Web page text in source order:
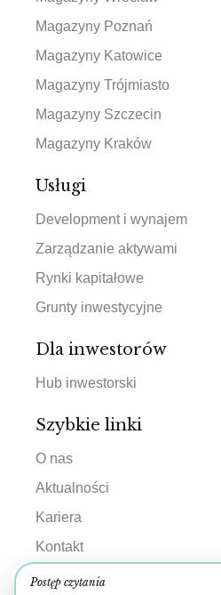
Postęp czytania
Magazyny Poznań
Magazyny Katowice
Magazyny Trójmiasto
Magazyny Szczecin
Magazyny Kraków
Usługi
Development i wynajem
Zarządzanie aktywami
Rynki kapitałowe
Grunty inwestycyjne
Dla inwestorów
Hub inwestorski
Szybkie linki
O nas
Aktualności
Kariera
Kontakt
Kontakt